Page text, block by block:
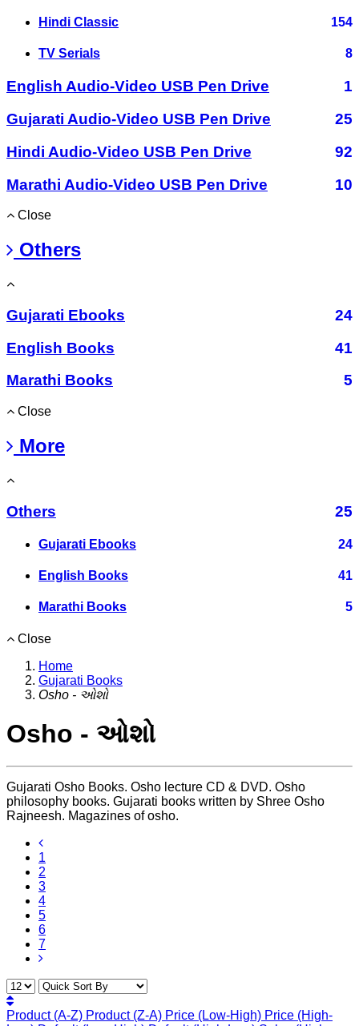
Hindi Classic 154
TV Serials 8
English Audio-Video USB Pen Drive
1
Gujarati Audio-Video USB Pen Drive
25
Hindi Audio-Video USB Pen Drive
92
Marathi Audio-Video USB Pen Drive
10
Close
Others
Gujarati Ebooks
24
English Books
41
Marathi Books
5
Close
More
Others 25
Gujarati Ebooks 24
English Books 41
Marathi Books 5
Close
Home
Gujarati Books
Osho - ઓશો
Osho - ઓશો
Gujarati Osho Books. Osho lecture CD & DVD. Osho
philosophy books. Gujarati books written by Shree Osho
Rajneesh. Magazines of osho.
1
2
3
4
5
6
7
Product (A-Z) Product (Z-A) Price (Low-High) Price (High-